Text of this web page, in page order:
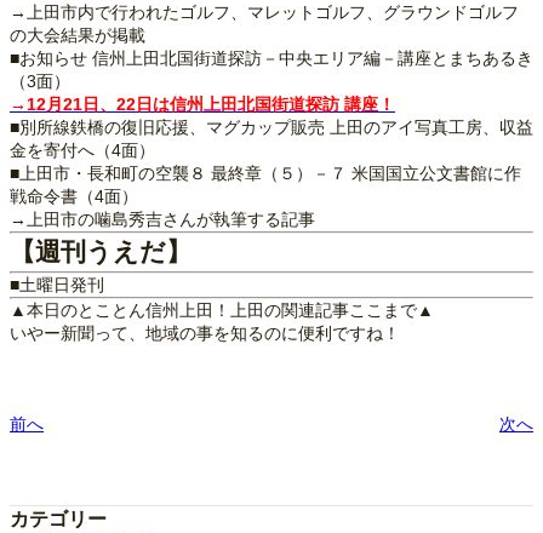
→上田市内で行われたゴルフ、マレットゴルフ、グラウンドゴルフ
の大会結果が掲載
■お知らせ 信州上田北国街道探訪－中央エリア編－講座とまちあるき
（3面）
→12月21日、22日は信州上田北国街道探訪 講座！
■別所線鉄橋の復旧応援、マグカップ販売 上田のアイ写真工房、収益
金を寄付へ（4面）
■上田市・長和町の空襲８ 最終章（５）－７ 米国国立公文書館に作
戦命令書（4面）
→上田市の噛島秀吉さんが執筆する記事
【週刊うえだ】
■土曜日発刊
▲本日のとことん信州上田！上田の関連記事ここまで▲
いやー新聞って、地域の事を知るのに便利ですね！
前へ 次へ
カテゴリー